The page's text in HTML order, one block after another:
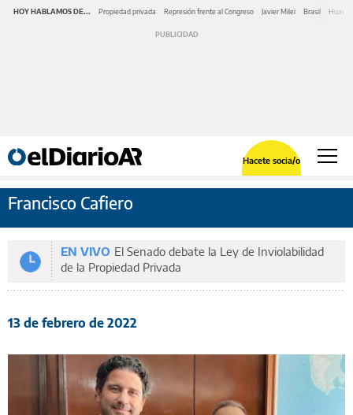
HOY HABLAMOS DE... Propiedad privada Represión frente al Congreso Javier Milei Brasil Huawei
Hacete socia/o
Francisco Cafiero
EN VIVO El Senado debate la Ley de Inviolabilidad
de la Propiedad Privada
13 de febrero de 2022